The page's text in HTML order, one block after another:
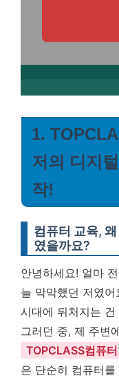
1.
저의 디지
작!
컴퓨터 교육,
였을까요?
안녕하세요! 얼마
늘 막막했던 저였
시대에 뒤처지는
그러던 중, 제 주변
TOPCLASS컴퓨
은 단순히 컴퓨터